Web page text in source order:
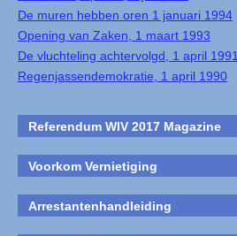
De muren hebben oren 1 januari 1994
Opening van Zaken, 1 maart 1993
De vluchteling achtervolgd, 1 april 1991
Regenjassendemokratie, 1 april 1990
Referendum WIV 2017 Magazine
Voorkom Vernietiging
Arrestantenhandleiding